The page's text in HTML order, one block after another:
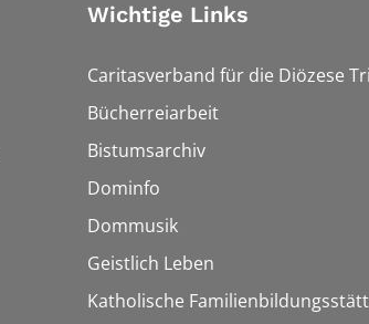
Wichtige Links
Caritasverband für die Diözese
Bücherreiarbeit
Bistumsarchiv
Dominfo
Dommusik
Geistlich Leben
Katholische